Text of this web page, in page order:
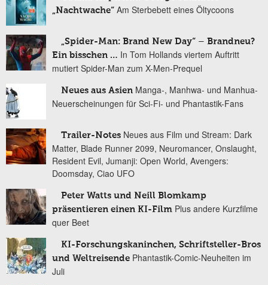
„Nachtwache“ Am Sterbebett eines Öltycoons
„Spider-Man: Brand New Day“ – Brandneu?
Ein bisschen … In Tom Hollands viertem Auftritt
mutiert Spider-Man zum X-Men-Prequel
Neues aus Asien Manga-, Manhwa- und Manhua-
Neuerscheinungen für Sci-Fi- und Phantastik-Fans
Trailer-Notes Neues aus Film und Stream: Dark
Matter, Blade Runner 2099, Neuromancer, Onslaught,
Resident Evil, Jumanji: Open World, Avengers:
Doomsday, Ciao UFO
Peter Watts und Neill Blomkamp
präsentieren einen KI-Film Plus andere Kurzfilme
quer Beet
KI-Forschungskaninchen, Schriftsteller-Bros
und Weltreisende Phantastik-Comic-Neuheiten im
Juli